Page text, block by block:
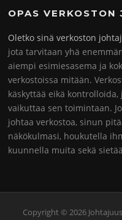
OPAS VERKOSTON
Oletko sinä verkoston
jota tarvitaan yhä
aiempi esimiesasema ja
verkostoissa mitään.
käskyttää eikä
vaikuttaa sen toimintaan.
johtaa verkostoa, sinun
näkökulmasi, houkutella
kuunnella muita sekä
Copyright © 2026